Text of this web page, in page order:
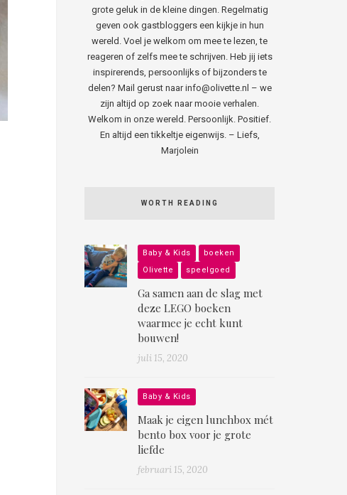
grote geluk in de kleine dingen. Regelmatig
geven ook gastbloggers een kijkje in hun
wereld. Voel je welkom om mee te lezen, te
reageren of zelfs mee te schrijven. Heb jij iets
inspirerends, persoonlijks of bijzonders te
delen? Mail gerust naar info@olivette.nl – we
zijn altijd op zoek naar mooie verhalen.
Welkom in onze wereld. Persoonlijk. Positief.
En altijd een tikkeltje eigenwijs. – Liefs,
Marjolein
WORTH READING
Baby & Kids
boeken
Olivette
speelgoed
Ga samen aan de slag met
deze LEGO boeken
waarmee je echt kunt
bouwen!
juli 15, 2020
Baby & Kids
Maak je eigen lunchbox mét
bento box voor je grote
liefde
februari 15, 2020